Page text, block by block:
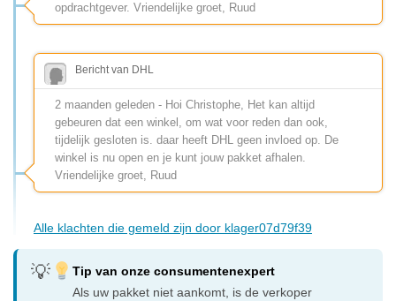
opdrachtgever. Vriendelijke groet, Ruud
Bericht van DHL
2 maanden geleden - Hoi Christophe, Het kan altijd
gebeuren dat een winkel, om wat voor reden dan ook,
tijdelijk gesloten is. daar heeft DHL geen invloed op. De
winkel is nu open en je kunt jouw pakket afhalen.
Vriendelijke groet, Ruud
Alle klachten die gemeld zijn door klager07d79f39
Tip van onze consumentenexpert
Als uw pakket niet aankomt, is de verkoper